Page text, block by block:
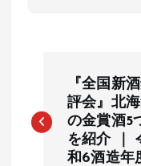
稿
『全国新
評会』北
の金賞酒5
を紹介 ｜
和6酒造年